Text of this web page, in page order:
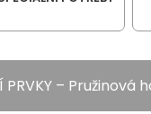
PRVKY – Pružinová